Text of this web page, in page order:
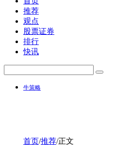
推荐
观点
股票证券
排行
快讯
牛策略
首页/推荐/正文